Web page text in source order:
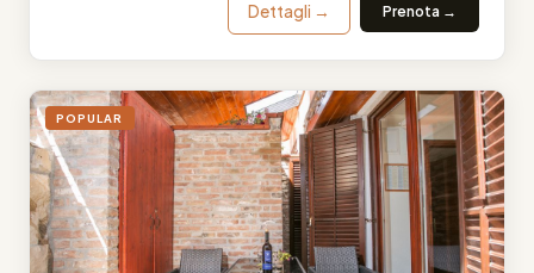
Dettagli → Prenota →
POPULAR